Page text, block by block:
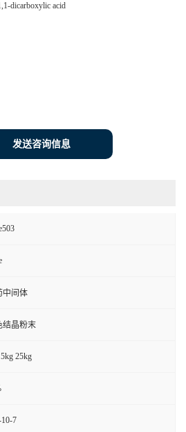
dicarboxylic acid
发送咨询信息
中间体
结晶粉末
25kg
7